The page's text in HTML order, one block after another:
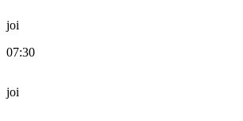
joi
07:30
joi